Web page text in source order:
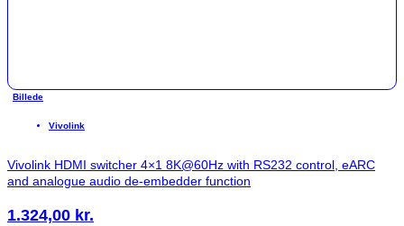
Billede
Vivolink
Vivolink HDMI switcher 4×1 8K@60Hz with RS232 control, eARC
and analogue audio de-embedder function
1.324,00 kr.